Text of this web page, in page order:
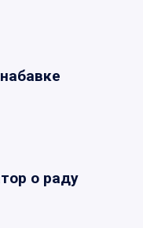
о раду